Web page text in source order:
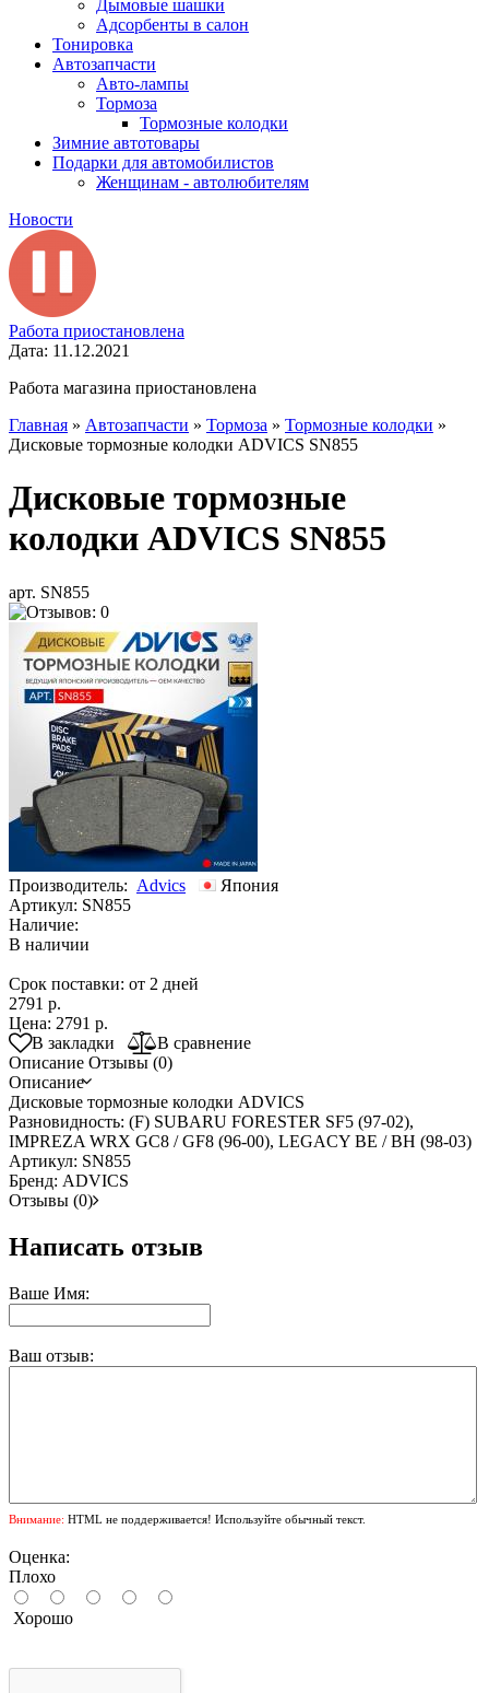
Дымовые шашки
Адсорбенты в салон
Тонировка
Автозапчасти
Авто-лампы
Тормоза
Тормозные колодки
Зимние автотовары
Подарки для автомобилистов
Женщинам - автолюбителям
Новости
Работа приостановлена
Дата: 11.12.2021
Работа магазина приостановлена
Главная » Автозапчасти » Тормоза » Тормозные колодки »
Дисковые тормозные колодки ADVICS SN855
Дисковые тормозные
колодки ADVICS SN855
арт. SN855
Производитель: Advics
Япония
Артикул: SN855
Наличие:
В наличии
Срок поставки: от 2 дней
2791 р.
Цена: 2791 р.
В закладки
В сравнение
Описание Отзывы (0)
Описание
Дисковые тормозные колодки ADVICS
Разновидность: (F) SUBARU FORESTER SF5 (97-02),
IMPREZA WRX GC8 / GF8 (96-00), LEGACY BE / BH (98-03)
Артикул: SN855
Бренд: ADVICS
Отзывы (0)
Написать отзыв
Ваше Имя:
Ваш отзыв:
Внимание: HTML не поддерживается! Используйте обычный текст.
Оценка:
Плохо
Хорошо